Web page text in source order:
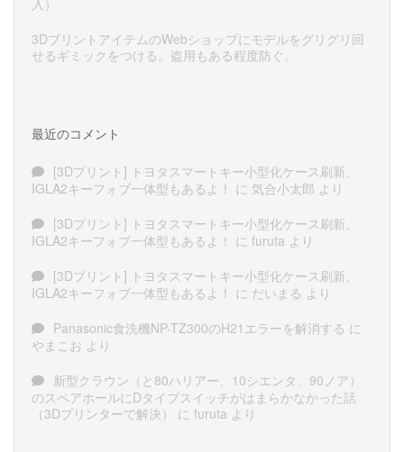
3DプリントアイテムのWebショップにモデルをグリグリ回
せるギミックをつける。盗用もある程度防ぐ。
最近のコメント
[3Dプリント] トヨタスマートキー小型化ケース刷新、
IGLA2キーフォブ一体型もあるよ！ に 気合小太郎 より
[3Dプリント] トヨタスマートキー小型化ケース刷新、
IGLA2キーフォブ一体型もあるよ！ に furuta より
[3Dプリント] トヨタスマートキー小型化ケース刷新、
IGLA2キーフォブ一体型もあるよ！ に だいまる より
Panasonic食洗機NP-TZ300のH21エラーを解消する に
やまこお より
新型クラウン（と80ハリアー、10シエンタ、90ノア）
のスペアホールにDタイプスイッチがはまらかなかった話
（3Dプリンターで解決）
に furuta より